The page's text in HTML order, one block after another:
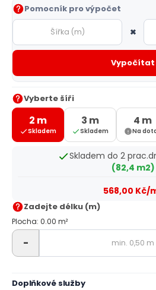
Měrná
cena:
Pomocník pro výpočet
×
Vypočítat
Vyberte šíři
2 m
Skladem
3 m
Skladem
4 m
Na
Zadejte délku (m)
Plocha: 0.00 m²
-
Skladem do 2
(82,4 m2)
568,00 Kč/
Doplňkové služby